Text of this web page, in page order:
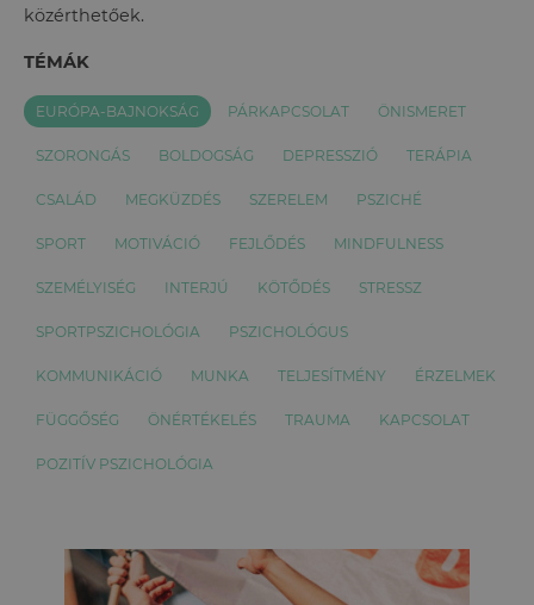
közérthetőek.
TÉMÁK
EURÓPA-BAJNOKSÁG PÁRKAPCSOLAT ÖNISMERET
SZORONGÁS BOLDOGSÁG DEPRESSZIÓ TERÁPIA
CSALÁD MEGKÜZDÉS SZERELEM PSZICHÉ
SPORT MOTIVÁCIÓ FEJLŐDÉS MINDFULNESS
SZEMÉLYISÉG INTERJÚ KÖTŐDÉS STRESSZ
SPORTPSZICHOLÓGIA PSZICHOLÓGUS
KOMMUNIKÁCIÓ MUNKA TELJESÍTMÉNY ÉRZELMEK
FÜGGŐSÉG ÖNÉRTÉKELÉS TRAUMA KAPCSOLAT
POZITÍV PSZICHOLÓGIA